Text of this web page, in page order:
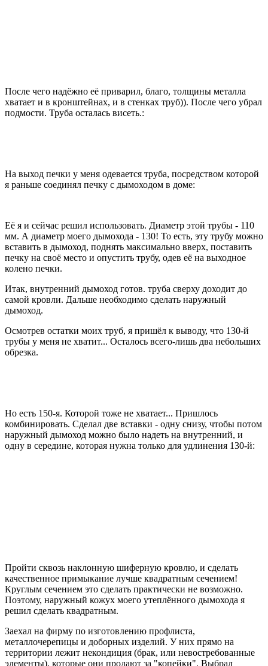
После чего надёжно её приварил, благо, толщины металла
хватает и в кронштейнах, и в стенках труб)). После чего убрал
подмости. Труба осталась висеть.:
На выход печки у меня одевается труба, посредством которой
я раньше соединял печку с дымоходом в доме:
Её я и сейчас решил использовать. Диаметр этой трубы - 110
мм. А диаметр моего дымохода - 130! То есть, эту трубу можно
вставить в дымоход, поднять максимально вверх, поставить
печку на своё место и опустить трубу, одев её на выходное
колено печки.
Итак, внутренний дымоход готов. труба сверху доходит до
самой кровли. Дальше необходимо сделать наружный
дымоход.
Осмотрев остатки моих труб, я пришёл к выводу, что 130-й
трубы у меня не хватит... Осталось всего-лишь два небольших
обрезка.
Но есть 150-я. Которой тоже не хватает... Пришлось
комбинировать. Сделал две вставки - одну снизу, чтобы потом
наружный дымоход можно было надеть на внутренний, и
одну в середине, которая нужна только для удлинения 130-й:
Пройти сквозь наклонную шиферную кровлю, и сделать
качественное примыкание лучше квадратным сечением!
Круглым сечением это сделать практически не возможно.
Поэтому, наружный кожух моего утеплённого дымохода я
решил сделать квадратным.
Заехал на фирму по изготовлению профлиста,
металлочерепицы и доборных изделий. У них прямо на
территории лежит некондиция (брак, или невостребованные
элементы), которые они продают за "копейки". Выбрал